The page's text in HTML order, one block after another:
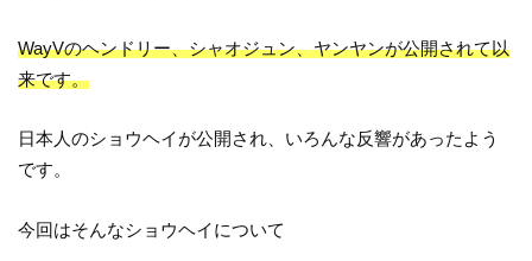
WayVのヘンドリー、シャオジュン、ヤンヤンが公開されて以
来です。
日本人のショウヘイが公開され、いろんな反響があったよう
です。
今回はそんなショウヘイについて